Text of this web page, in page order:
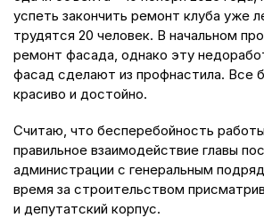
успеть закончить ремонт клуба уже
трудятся 20 человек. В начальном
ремонт фасада, однако эту
фасад сделают из профнастила. Все
красиво и достойно.
Считаю, что бесперебойность
правильное взаимодействие главы
администрации с генеральным
время за строительством
и депутатский корпус.